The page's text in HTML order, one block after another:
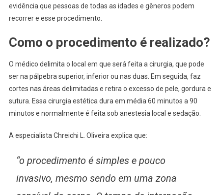
evidência que pessoas de todas as idades e gêneros podem
recorrer e esse procedimento.
Como o procedimento é realizado?
O médico delimita o local em que será feita a cirurgia, que pode
ser na pálpebra superior, inferior ou nas duas. Em seguida, faz
cortes nas áreas delimitadas e retira o excesso de pele, gordura e
sutura. Essa cirurgia estética dura em média 60 minutos a 90
minutos e normalmente é feita sob anestesia local e sedação.
A especialista Chreichi L. Oliveira explica que:
“o procedimento é simples e pouco
invasivo, mesmo sendo em uma zona